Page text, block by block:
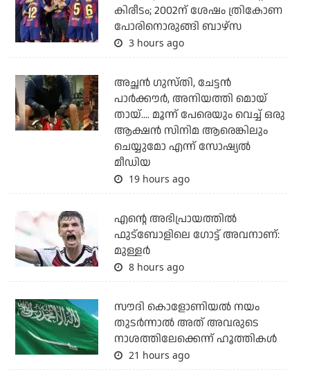
കിരീടം; 2002ന് ശേഷം ത്രികോണ
പോരിനൊരുങ്ങി ബാഴ്‌സ
3 hours ago
അച്ഛന്‍ ഗുസ്തി, ചേട്ടന്‍
പാര്‍ക്കൗര്‍, അനിയത്തി മൊയ്
തായ്.... മൂന്ന് പേരെയും വെച്ച് ഒരു
ആക്ഷന്‍ സിനിമ ആരെങ്കിലും
ചെയ്യുമോ എന്ന് സോഷ്യല്‍
മീഡിയ
19 hours ago
എന്റെ അഭിപ്രായത്തില്‍
ഫുട്‌ബോളിലെ ഗോട്ട് അവനാണ്:
മുള്ളര്‍
8 hours ago
സൗദി കൊളോണിയല്‍ നയം
തുടര്‍ന്നാല്‍ അത് അവരുടെ
നാശത്തിലേക്കെന്ന് ഹൂത്തികള്‍
21 hours ago